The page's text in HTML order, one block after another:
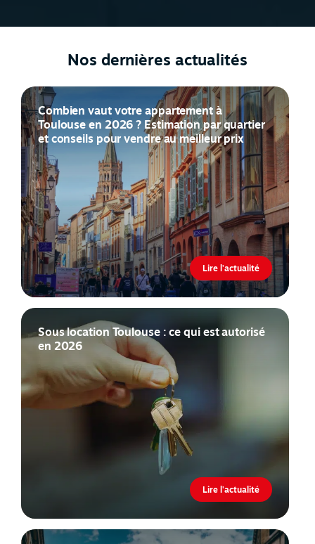
Nos dernières actualités
Combien vaut votre appartement à
Toulouse en 2026 ? Estimation par quartier
et conseils pour vendre au meilleur prix
Lire l'actualité
Sous location Toulouse : ce qui est autorisé
en 2026
Lire l'actualité